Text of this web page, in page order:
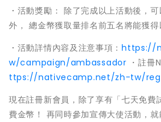
・活動獎勵： 除了完成以上活動後，
外， 總金幣獲取量排名前五名將能獲得
・活動詳情內容及注意事項：https://
w/campaign/ambassador ・註
ttps://nativecamp.net/zh-tw/
現在註冊新會員，除了享有「七天免費
費金幣！ 再同時參加宣傳大使活動，